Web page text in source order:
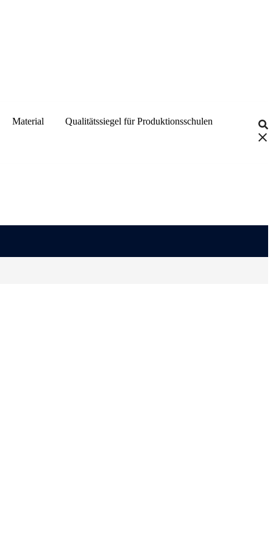
Material Qualitätssiegel für Produktionsschulen